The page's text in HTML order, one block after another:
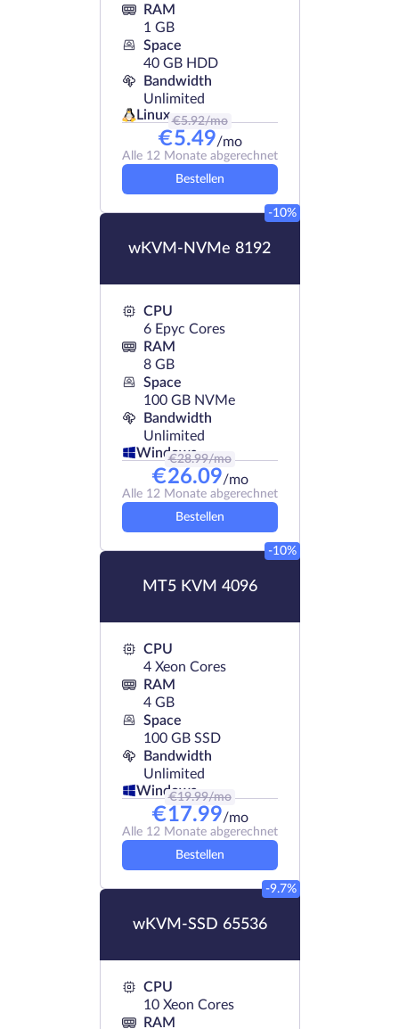
RAM
1 GB
Space
40 GB HDD
Bandwidth
Unlimited
Linux€5.92/mo
€5.49/mo
Alle 12 Monate abgerechnet
Bestellen
wKVM-NVMe 8192
-10%
CPU
6 Epyc Cores
RAM
8 GB
Space
100 GB NVMe
Bandwidth
Unlimited
Windows
€28.99/mo
€26.09/mo
Alle 12 Monate abgerechnet
Bestellen
MT5 KVM 4096
-10%
CPU
4 Xeon Cores
RAM
4 GB
Space
100 GB SSD
Bandwidth
Unlimited
Windows
€19.99/mo
€17.99/mo
Alle 12 Monate abgerechnet
Bestellen
wKVM-SSD 65536
-9.7%
CPU
10 Xeon Cores
RAM